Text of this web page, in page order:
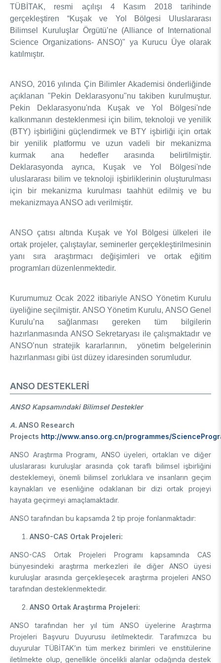
Arşiv
Üretken Yapay Zekâ Rehberi
DESTEKLER
Akademik
Ulusal Programlar
Sanayi
Uluslararası Programlar
Bilim & Toplum
Uluslararası Programlar
Bilimsel Etkinlik
Etkinlik Düzenleme
Etkinliklere Katılım
Uluslararası Destekler
Uluslararası İş Birlikleri
İkili İş Birliği Programları
Çok Taraflı Programlar
AB Çerçeve Programları
BURSLAR
Lisans / Önlisans
Mentorluk Desteği Programı
Destek Programları
Eğitim Burs Programları
Araştırma Burs Programları
Uluslararası Burslar
Doktora Sonrası
Araştırma Burs Programları
Uluslararası Burslar
Uluslararası
AR-GE FAALİYETLERİMİZ
MAM
Enerji Teknolojileri
İklim ve Yaşam Bilimleri
Malzeme ve Proses Teknolojileri
BİLGEM
Bilişim Teknolojileri Enstitüsü (BTE)
Ulusal Elektronik ve Kriptoloji Araştırma Enstitüsü (UEKAE)
Yazılım Teknolojileri Araştırma Enstitüsü (YTE)
İleri Teknolojiler Araştırma Enstitüsü (İLTAREN)
Raylı Ulaşım Teknolojileri Enstitüsü (RUTE)
TEKSEB ve TEKNOPARK
Temel Bilimler Araştırma Enstitüsü (TBAE)
Temiz Enerji, İklim Değişikliği ve Sürdürülebilirlik Araştırma
Türkiye Sanayi Sevk ve İdare Enstitüsü (TÜSSİDE)
Ulusal Metroloji Enstitüsü (UME)
Uzay Teknolojileri Araştırma Enstitüsü (UZAY)
Kutup Araştırmaları Enstitüsü (KARE)
AR-GE Kolaylık Birimleri
Bursa Test ve Analiz Laboratuvarı (BUTAL)
Ulusal Akademik Ağ ve Bilgi Merkezi (ULAKBİM)
Haber Arşivi
Fotoğraf Arşivi
KVKK Aydınlatma metni
TÜBİTAK, resmi açılışı 4 Kasım 2018 tarihinde
gerçekleştiren “Kuşak ve Yol Bölgesi Uluslararası
Bilimsel Kuruluşlar Örgütü’ne (Alliance of International
Science Organizations- ANSO)" ya Kurucu Üye olarak
katılmıştır.
ANSO, 2016 yılında Çin Bilimler Akademisi önderliğinde
açıklanan "Pekin Deklarasyonu"nu takiben kurulmuştur.
Pekin Deklarasyonu'nda Kuşak ve Yol Bölgesi'nde
kalkınmanın desteklenmesi için bilim, teknoloji ve yenilik
(BTY) işbirliğini güçlendirmek ve BTY işbirliği için ortak
bir yenilik platformu ve uzun vadeli bir mekanizma
kurmak ana hedefler arasında belirtilmiştir.
Deklarasyonda ayrıca, Kuşak ve Yol Bölgesi'nde
uluslararası bilim ve teknoloji işbirliklerinin oluşturulması
için bir mekanizma kurulması taahhüt edilmiş ve bu
mekanizmaya ANSO adı verilmiştir.
ANSO çatısı altında Kuşak ve Yol Bölgesi ülkeleri ile
ortak projeler, çalıştaylar, seminerler gerçekleştirilmesinin
yanı sıra araştırmacı değişimleri ve ortak eğitim
programları düzenlenmektedir.
Kurumumuz Ocak 2022 itibariyle ANSO Yönetim Kurulu
üyeliğine seçilmiştir. ANSO Yönetim Kurulu, ANSO Genel
Kurulu’na sağlanması gereken tüm bilgilerin
hazırlanmasında ANSO Sekretaryası ile çalışmaktadır ve
ANSO’nun stratejik kararlarının, yönetim belgelerinin
hazırlanması gibi üst düzey idaresinden sorumludur.
ANSO DESTEKLERİ
ANSO Kapsamındaki Bilimsel Destekler
A. ANSO Research
Projects http://www.anso.org.cn/programmes/
ANSO Araştırma Programı, ANSO üyeleri, ortakları ve diğer
uluslararası kuruluşlar arasında çok taraflı bilimsel işbirliğini
desteklemeyi, önemli bilimsel zorluklara ve insanların geçim
kaynakları ve esenliğine odaklanan bir dizi ortak projeyi
hayata geçirmeyi amaçlamaktadır.
ANSO tarafından bu kapsamda 2 tip proje fonlanmaktadır:
ANSO-CAS Ortak Projeleri:
ANSO-CAS Ortak Projeleri Programı kapsamında CAS
bünyesindeki araştırma merkezleri ile diğer ANSO üyesi
kuruluşlar arasında gerçekleşecek araştırma projeleri ANSO
tarafından desteklenmektedir.
ANSO Ortak Araştırma Projeleri:
ANSO tarafından her yıl tüm ANSO üyelerine Araştırma
Projeleri Başvuru Duyurusu iletilmektedir. Tarafımızca bu
duyurular TÜBİTAK’ın tüm merkez birimleri ve enstitülerine
iletilmekte olup, genellikle öncelikli alanlar odağında destek